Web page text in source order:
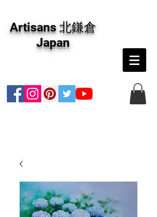
版画・切り絵など、コンテンポラリー並びにフ
ァインアートのオンライン販売をしています。
日本国内の抽象画・具象画の画家に加え、海外
のアーティストの作品もお取り寄せ頂けます。
インテリアとして、大切な方へのギフトとし
Artisans 北鎌倉
Japan